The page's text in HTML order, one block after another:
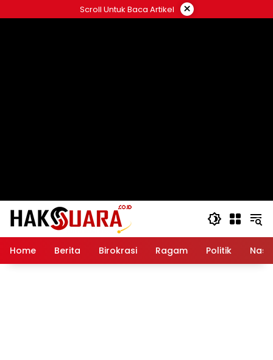
ke
Scroll Untuk Baca Artikel ×
Home Berita Birokrasi Ragam Politik